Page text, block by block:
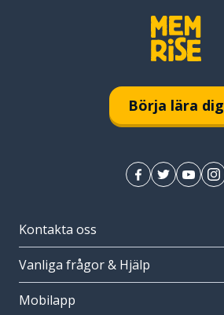
Börja lära dig
Kontakta oss
Vanliga frågor & Hjälp
Mobilapp